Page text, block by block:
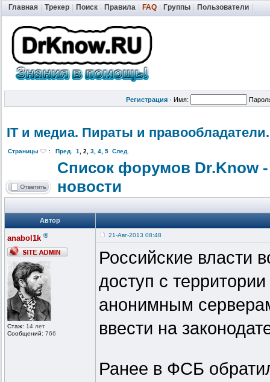
Главная Трекер Поиск Правила FAQ Группы Пользователи
Регистрация · Имя:
IT и медиа. Пираты и правообладат
Страницы : Пред. 1, 2, 3, 4, 5 След.
Список форумов Dr.Know
новости
Автор
anabol1k ®
Стаж: 14 лет
Сообщений: 766
21-Авг-2013 08:48
Российские власти
доступ с
анонимным
ввести на
Ранее в ФСБ